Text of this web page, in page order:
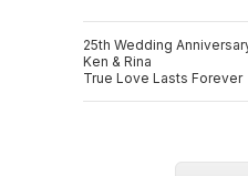
25th Wedding
Ken & Rina
True Love Lasts Forever